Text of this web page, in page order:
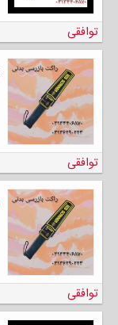
توافقی
توافقی
توافقی